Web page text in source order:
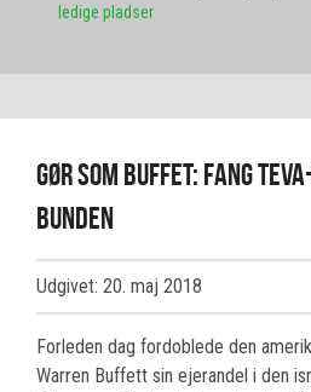
ledige pladser
Gør som Buffet: Fang
bunden
Udgivet: 20. maj 2018
Forleden dag fordoblede den
Warren Buffett sin ejerandel i den